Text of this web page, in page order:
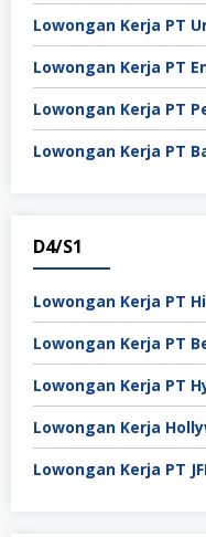
Lowongan Kerja PT
Lowongan Kerja PT
Lowongan Kerja PT
Lowongan Kerja PT
D4/S1
Lowongan Kerja PT
Lowongan Kerja PT
Lowongan Kerja PT
Lowongan Kerja
Lowongan Kerja PT